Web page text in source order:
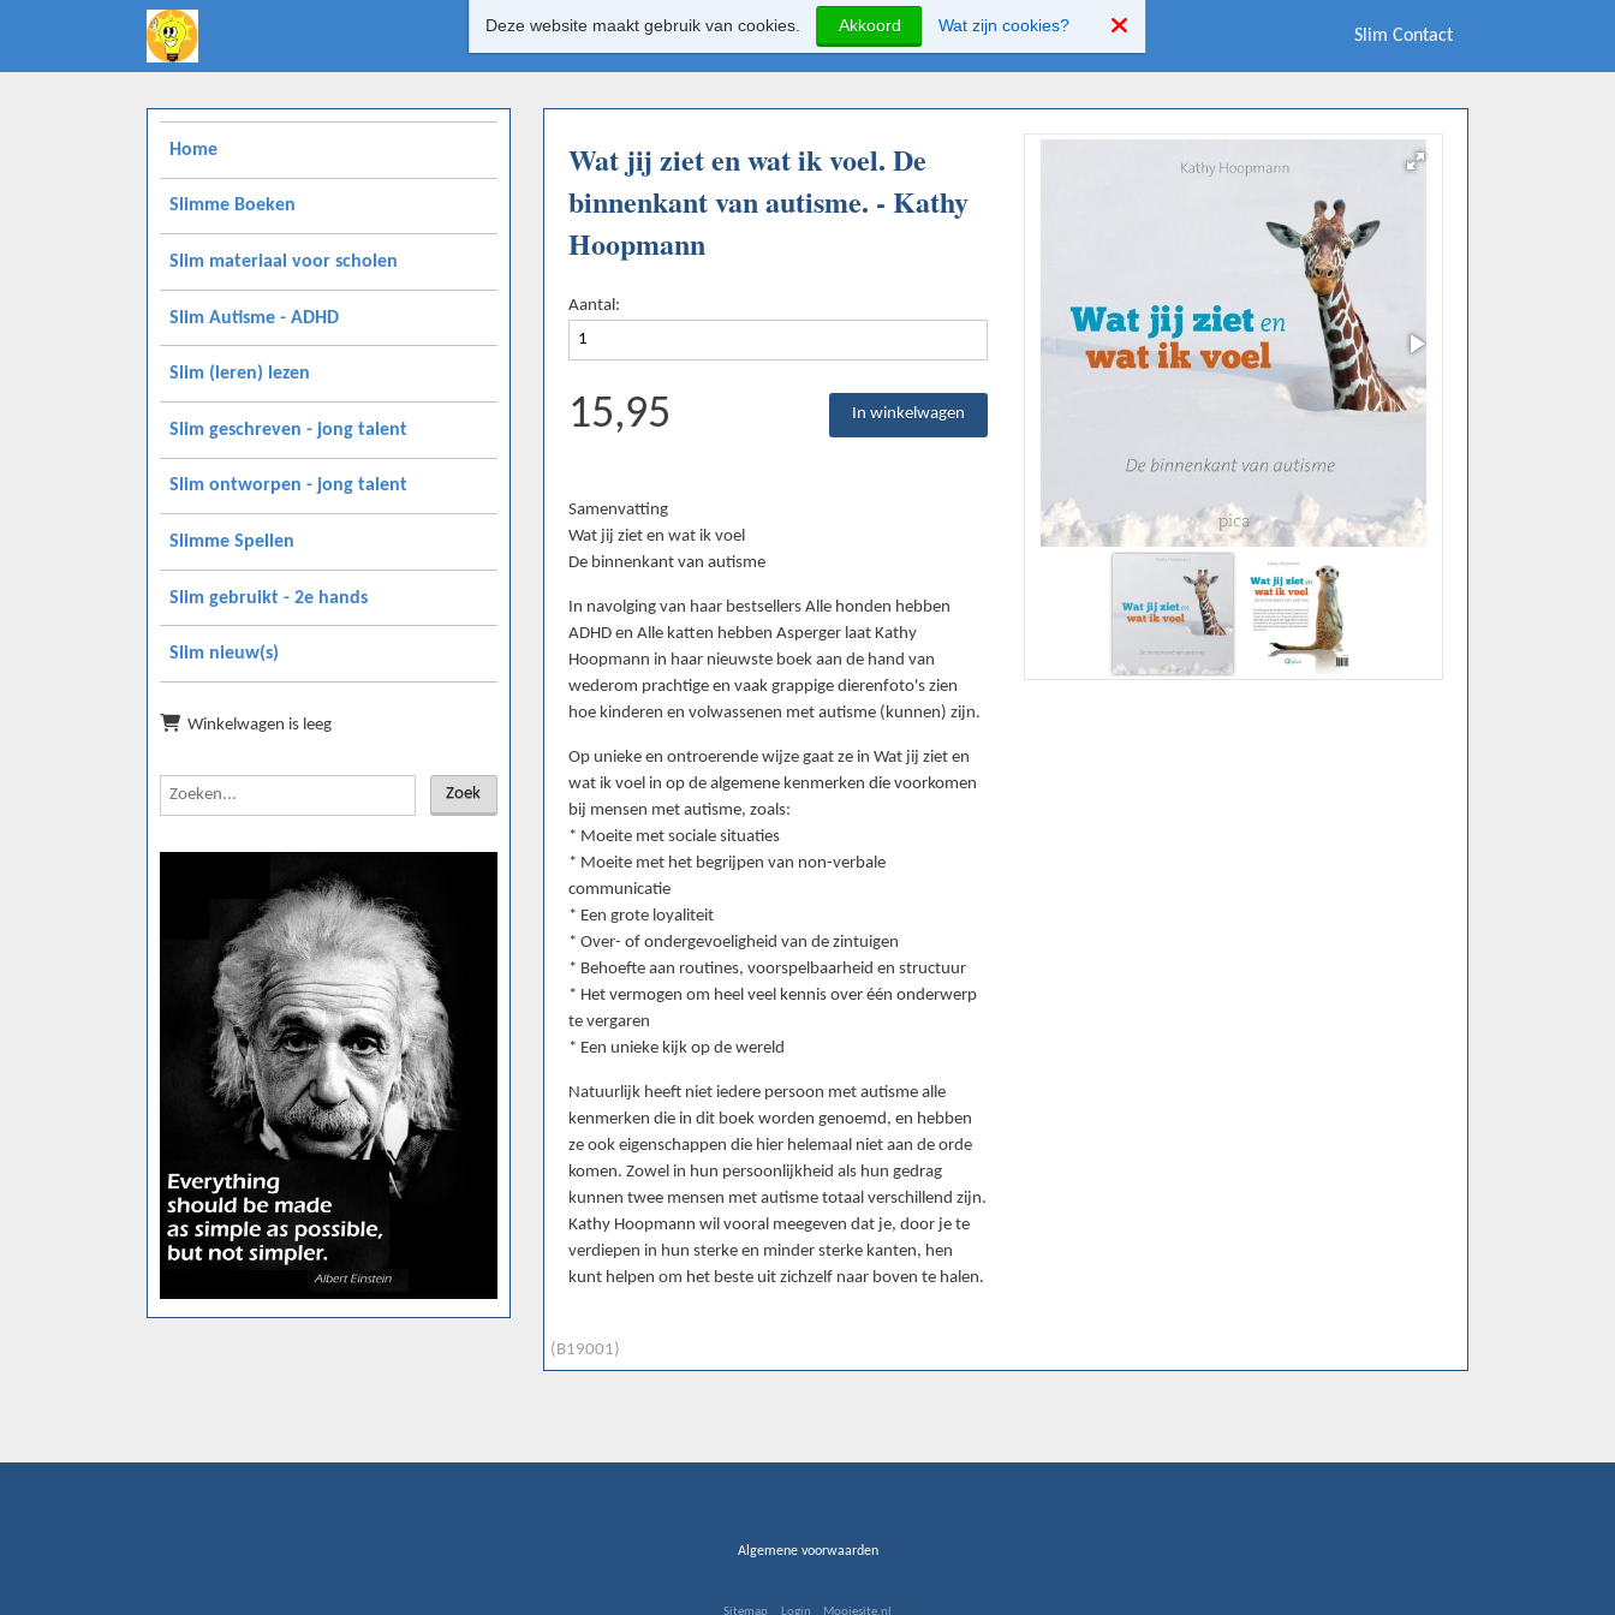
Slim Contact
(B19001)
Wat jij ziet en wat ik voel. De
binnenkant van autisme. - Kathy
Hoopmann
Aantal:
15,95
Samenvatting
Wat jij ziet en wat ik voel
De binnenkant van autisme
In navolging van haar bestsellers Alle honden hebben
ADHD en Alle katten hebben Asperger laat Kathy
Hoopmann in haar nieuwste boek aan de hand van
wederom prachtige en vaak grappige dierenfoto's zien
hoe kinderen en volwassenen met autisme (kunnen) zijn.
Op unieke en ontroerende wijze gaat ze in Wat jij ziet en
wat ik voel in op de algemene kenmerken die voorkomen
bij mensen met autisme, zoals:
* Moeite met sociale situaties
* Moeite met het begrijpen van non-verbale
communicatie
* Een grote loyaliteit
* Over- of ondergevoeligheid van de zintuigen
* Behoefte aan routines, voorspelbaarheid en structuur
* Het vermogen om heel veel kennis over één onderwerp
te vergaren
* Een unieke kijk op de wereld
Natuurlijk heeft niet iedere persoon met autisme alle
kenmerken die in dit boek worden genoemd, en hebben
ze ook eigenschappen die hier helemaal niet aan de orde
komen. Zowel in hun persoonlijkheid als hun gedrag
kunnen twee mensen met autisme totaal verschillend zijn.
Kathy Hoopmann wil vooral meegeven dat je, door je te
verdiepen in hun sterke en minder sterke kanten, hen
kunt helpen om het beste uit zichzelf naar boven te halen.
Home
Slimme Boeken
Slim materiaal voor scholen
Slim Autisme - ADHD
Slim (leren) lezen
Slim geschreven - jong talent
Slim ontworpen - jong talent
Slimme Spellen
Slim gebruikt - 2e hands
Slim nieuw(s)
Winkelwagen is leeg
Algemene voorwaarden
Sitemap Login Mooiesite.nl
Deze website maakt gebruik van cookies. Akkoord Wat zijn cookies?